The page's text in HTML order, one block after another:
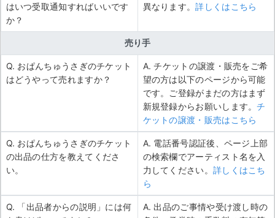
はいつ受取通知すればいいです
か？
異なります。詳しくはこちら
売り手
Q. おぱんちゅうさぎのチケット
はどうやって売れますか？
A. チケットの譲渡・販売をご希
望の方は以下のページから可能
です。ご登録がまだの方はまず
新規登録からお願いします。チ
ケットの譲渡・販売はこちら
Q. おぱんちゅうさぎのチケット
の出品の仕方を教えてくださ
い。
A. 電話番号認証後、ページ上部
の検索欄でアーティスト名を入
力してください。 詳しくはこち
ら
Q. 「出品者からの説明」には何
A. 出品のご事情や受け渡し時の